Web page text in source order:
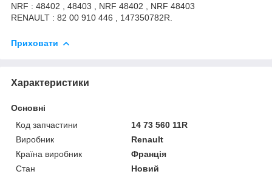
NRF : 48402 , 48403 , NRF 48402 , NRF 48403
RENAULT : 82 00 910 446 , 147350782R.
Приховати
Характеристики
Основні
Код запчастини
14 73 560 11R
Виробник
Renault
Країна виробник
Франція
Стан
Новий